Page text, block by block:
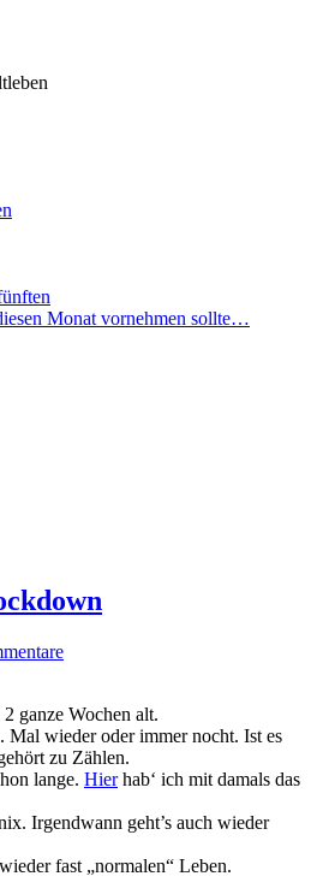
Monat vornehmen sollte…
2 ganze Wochen alt.
wieder oder immer nocht. Ist es
zu Zählen.
lange. Hierhab‘ ich mit damals das
Irgendwann geht’s auch wieder
fast „normalen“ Leben.